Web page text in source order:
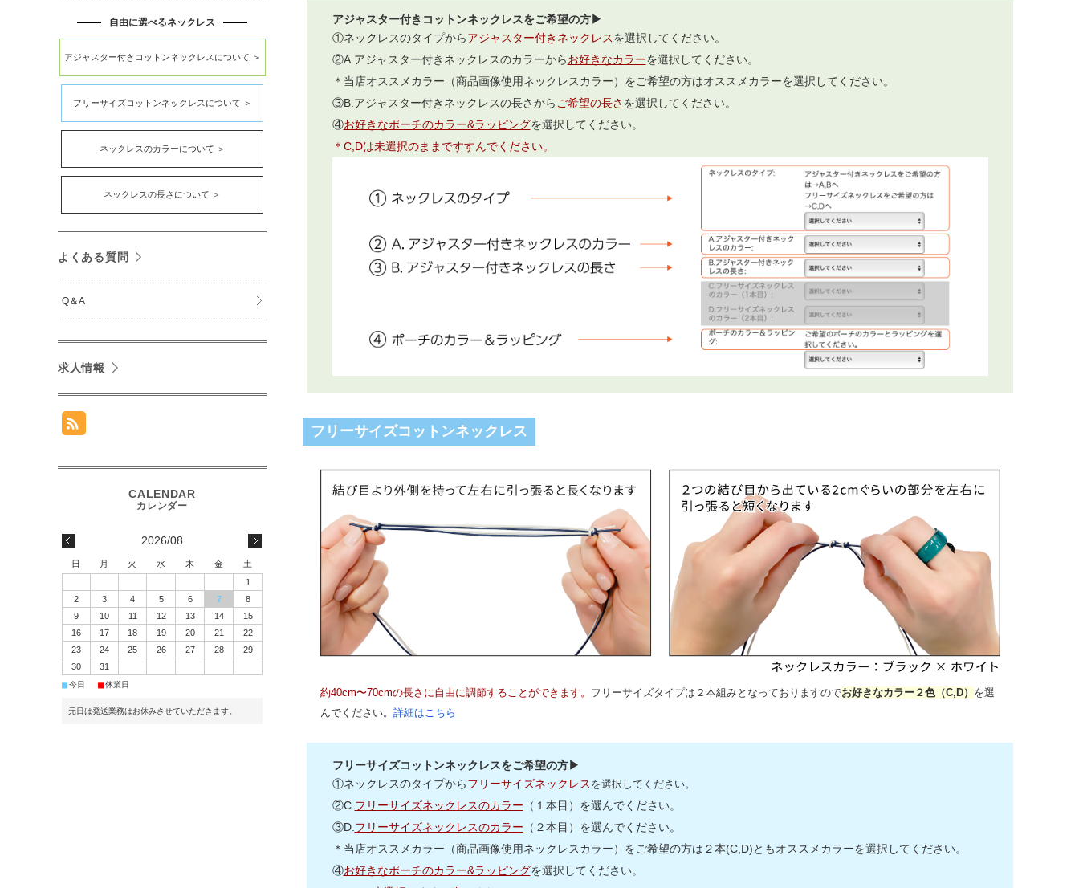
アジャスター付きコットンネックレスをご希望の方▶
①ネックレスのタイプから アジャスター付きネックレス を選択してください。
②A.アジャスター付きネックレスのカラーから お好きなカラーを選択してください。
＊当店オススメカラー（商品画像使用ネックレスカラー）をご希望の方はオススメカラーを選択してください。
③B.アジャスター付きネックレスの長さから ご希望の長さ を選択してください。
④お好きなポーチのカラー&ラッピングを選択してください。
＊C,Dは未選択のままですすんでください。
フリーサイズコットンネックレス
約40cm〜70cmの長さに自由に調節することができます。 フリーサイズタイプは２本組みとなっておりますのでお好きなカラー２色（C,D） を選
んでください。 詳細はこちら
フリーサイズコットンネックレスをご希望の方▶
①ネックレスのタイプから フリーサイズネックレス を選択してください。
②C.フリーサイズネックレスのカラー （１本目）を選んでください。
③D.フリーサイズネックレスのカラー （２本目）を選んでください。
＊当店オススメカラー（商品画像使用ネックレスカラー）をご希望の方は２本(C,D)ともオススメカラーを選択してください。
④お好きなポーチのカラー&ラッピングを選択してください。
自由に選べるネックレス
アジャスター付きコットンネックレスについて ＞
フリーサイズコットンネックレスについて ＞
ネックレスのカラーについて ＞
ネックレスの長さについて ＞
よくある質問
Q＆A
求人情報
2026/08
日 月 火 水 木 金
土
1
2
3 4 5 6 7
8
9
10 11 12 13 14
15
16
17 18 19 20 21
22
23
24 25 26 27 28
29
30
31
■今日 ■休業日
元日は発送業務はお休みさせていただきます。